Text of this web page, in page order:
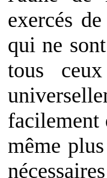
exercés
qui ne
tous
facilement
même